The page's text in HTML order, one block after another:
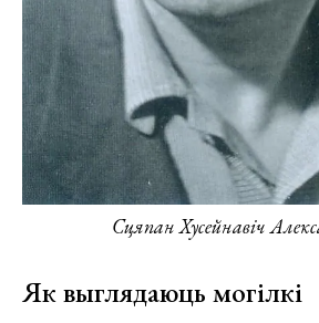
Сцяпан Хусейнавіч
Як выглядаюць могілкі